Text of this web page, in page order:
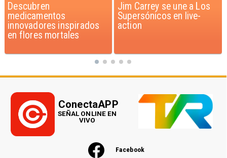
Jim Carrey se une a Los
Supersónicos en live-
action
Iaán: la historia de
superación que inspira a
Chile
Facebook
ConectaAPP
SEÑAL ONLINE EN
VIVO